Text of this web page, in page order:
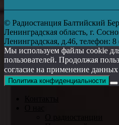
© Радиостанция Балтийский
Ленинградская область, г.
Ленинградская, д.46, телефон:
Мы используем файлы cookie
пользователей. Продолжая
согласие на применение
Политика конфиденциальности